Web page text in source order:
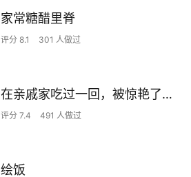
家常糖醋里脊
评分 8.1 301 人做过
在亲戚家吃过一回，被惊艳了…
评分 7.4 491 人做过
绘饭